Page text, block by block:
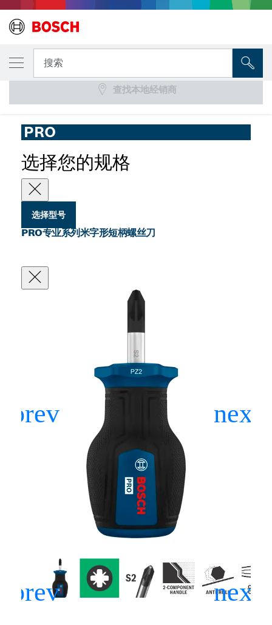
搜索
PRO专业系列米字形短柄螺丝刀
PRO
选择您的规格
选择型号
PRO专业系列米字形短柄螺丝刀
您选择的型号
PRO专业系列米字形短柄螺丝刀
查找本地经销商